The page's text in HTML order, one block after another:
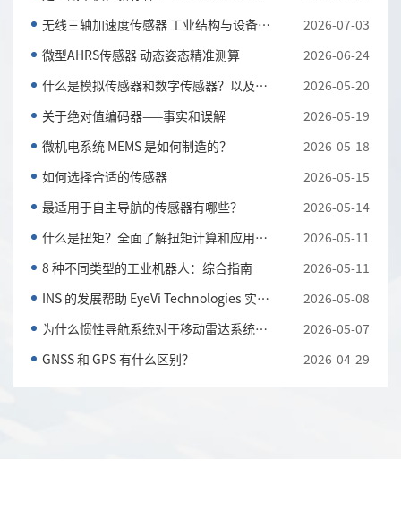
无线三轴加速度传感器 工业结构与设备振动监测利器
2026-07-03
微型AHRS传感器 动态姿态精准测算
2026-06-24
什么是模拟传感器和数字传感器？以及它们的主要区别
2026-05-20
关于绝对值编码器——事实和误解
2026-05-19
微机电系统 MEMS 是如何制造的？
2026-05-18
如何选择合适的传感器
2026-05-15
最适用于自主导航的传感器有哪些？
2026-05-14
什么是扭矩？全面了解扭矩计算和应用知识
2026-05-11
8 种不同类型的工业机器人：综合指南
2026-05-11
INS 的发展帮助 EyeVi Technologies 实现可扩展的道路...
2026-05-08
为什么惯性导航系统对于移动雷达系统至关重要
2026-05-07
GNSS 和 GPS 有什么区别？
2026-04-29